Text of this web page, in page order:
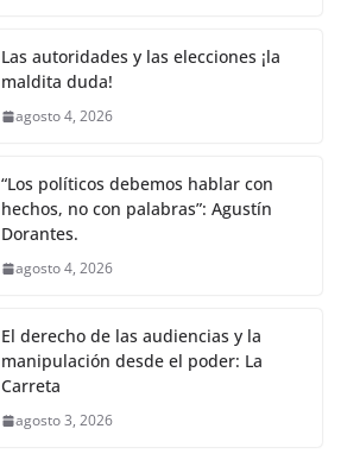
s
A
p
y
Li
k
gr e
Las autoridades y las elecciones ¡la
maldita duda!
agosto 4, 2026
“Los políticos debemos hablar con
hechos, no con palabras”: Agustín
Dorantes.
agosto 4, 2026
El derecho de las audiencias y la
manipulación desde el poder: La
Carreta
agosto 3, 2026